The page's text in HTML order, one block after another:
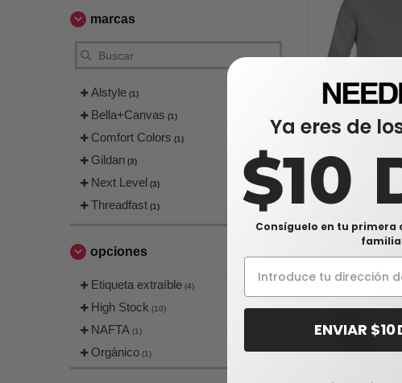
marcas
Alstyle (1)
Bella+Canvas (1)
Comfort Colors (1)
Gildan (3)
Next Level (3)
Threadfast (1)
opciones
Etiqueta extraíble (4)
High Stock (10)
NAFTA (1)
Orgánico (1)
Comfort Colors
manga larga de
Heavyweight para
$19,78
Ya eres de
$10
Consíguelo en tu primera
ENVIAR $10